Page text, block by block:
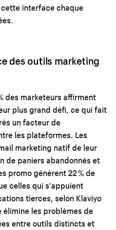
interface chaque
des outils marketing
des marketeurs affirment
plus grand défi, ce qui fait
un facteur de
les plateformes. Les
marketing natif de leur
de paniers abandonnés et
promo génèrent 22 % de
celles qui s'appuient
tierces, selon Klaviyo
les problèmes de
entre outils distincts et